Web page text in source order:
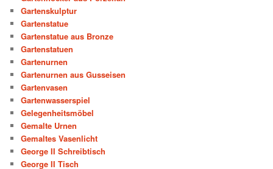
Gartenskulptur
Gartenstatue
Gartenstatue aus Bronze
Gartenstatuen
Gartenurnen
Gartenurnen aus Gusseisen
Gartenvasen
Gartenwasserspiel
Gelegenheitsmöbel
Gemalte Urnen
Gemaltes Vasenlicht
George II Schreibtisch
George II Tisch